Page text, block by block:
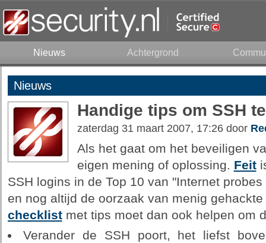
Nieuws Achtergrond
Nieuws
Handige tips om SSH
zaterdag 31 maart 2007, 17:26 door
Als het gaat om het beveiligen
eigen mening of oplossing. Feit
SSH logins in de Top 10 van "Internet
en nog altijd de oorzaak van menig
checklistmet tips moet dan ook helpen om
Verander de SSH poort, het liefst